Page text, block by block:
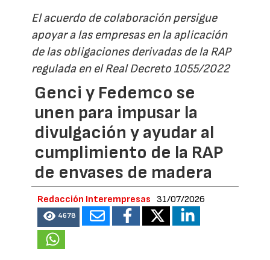
El acuerdo de colaboración persigue
apoyar a las empresas en la aplicación
de las obligaciones derivadas de la RAP
regulada en el Real Decreto 1055/2022
Genci y Fedemco se
unen para impusar la
divulgación y ayudar al
cumplimiento de la RAP
de envases de madera
Redacción Interempresas 31/07/2026
4678